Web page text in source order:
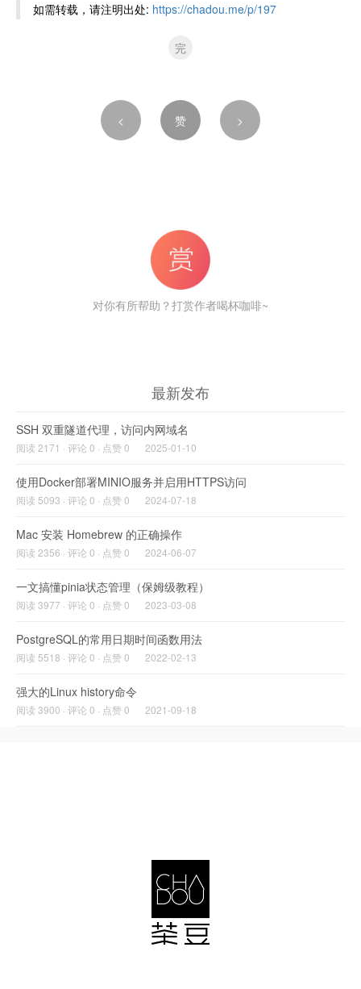
如需转载，请注明出处: https://chadou.me/p/197
完
< 赞 >
对你有所帮助？打赏作者喝杯咖啡~
最新发布
SSH 双重隧道代理，访问内网域名
阅读 2171 · 评论 0 · 点赞 0 2025-01-10
使用Docker部署MINIO服务并启用HTTPS访问
阅读 5093 · 评论 0 · 点赞 0 2024-07-18
Mac 安装 Homebrew 的正确操作
阅读 2356 · 评论 0 · 点赞 0 2024-06-07
一文搞懂pinia状态管理（保姆级教程）
阅读 3977 · 评论 0 · 点赞 0 2023-03-08
PostgreSQL的常用日期时间函数用法
阅读 5518 · 评论 0 · 点赞 0 2022-02-13
强大的Linux history命令
阅读 3900 · 评论 0 · 点赞 0 2021-09-18